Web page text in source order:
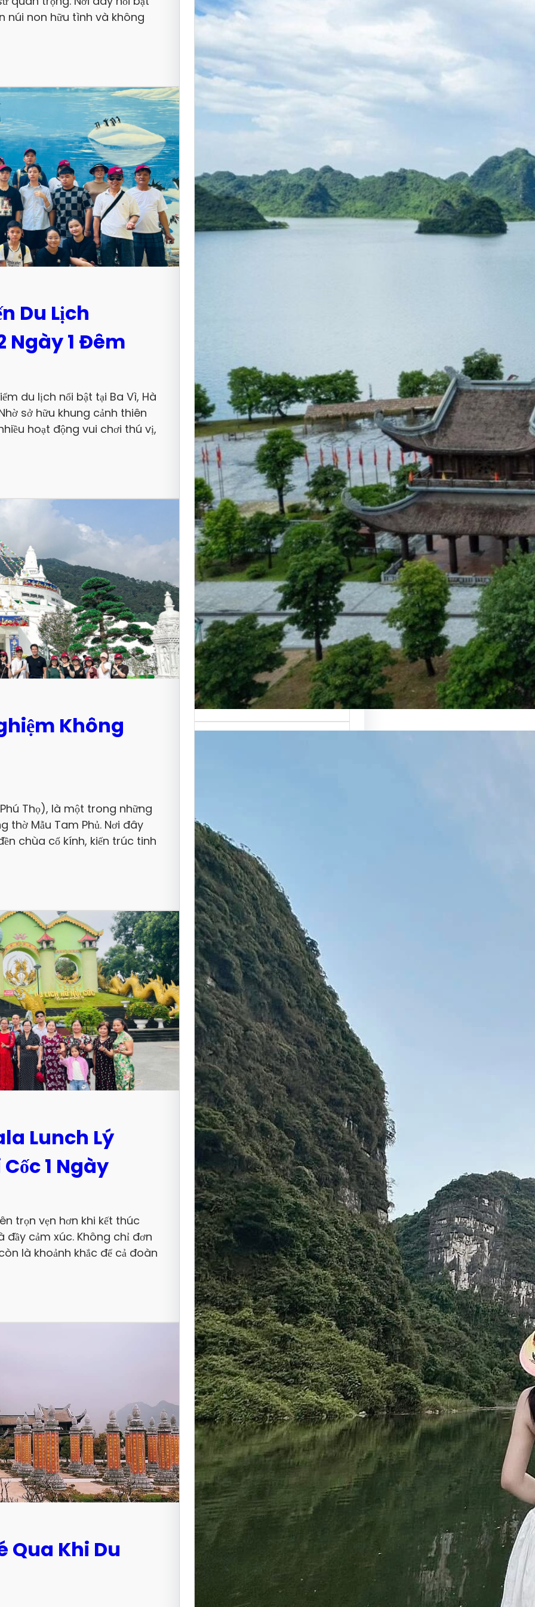
núi non hữu tình và không
Du Lịch
Ngày 1 Đêm
du lịch nổi bật tại Ba Vì, Hà
sở hữu khung cảnh thiên
hoạt động vui chơi thú vị,
Không
Thọ), là một trong những
thờ Mẫu Tam Phủ. Nơi đây
chùa cổ kính, kiến trúc tinh
Lunch Lý
1 Ngày
trọn vẹn hơn khi kết thúc
đầy cảm xúc. Không chỉ đơn
là khoảnh khắc để cả đoàn
Qua Khi Du
Hướng Dẫn Xây Dựng
Chùa Tam Chúc nằm tại
tỉnh Ninh Bình, là một…
Top 5 Món Ăn Ngon
Không Nên Bỏ Qua
Khi Đến Du Lịch
Tràng An
Khu du lịch Tràng An
không chỉ mê hoặc du…